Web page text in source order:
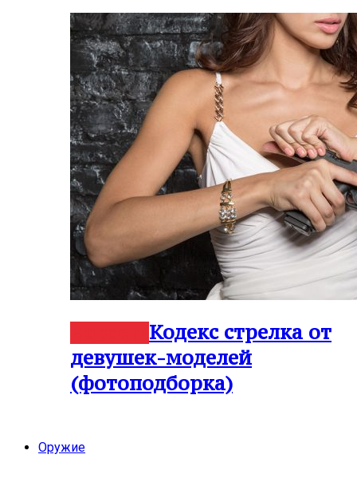
Кодекс стрелка от
девушек-моделей
(фотоподборка)
Оружие